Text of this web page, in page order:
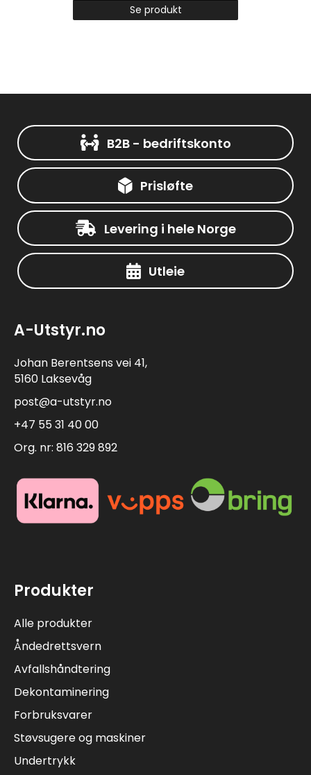
Se produkt
B2B - bedriftskonto
Prisløfte
Levering i hele Norge
Utleie
A-Utstyr.no
Johan Berentsens vei 41,
5160 Laksevåg
post@a-utstyr.no
+47 55 31 40 00
Org. nr: 816 329 892
Produkter
Alle produkter
Åndedrettsvern
Avfallshåndtering
Dekontaminering
Forbruksvarer
Støvsugere og maskiner
Undertrykk